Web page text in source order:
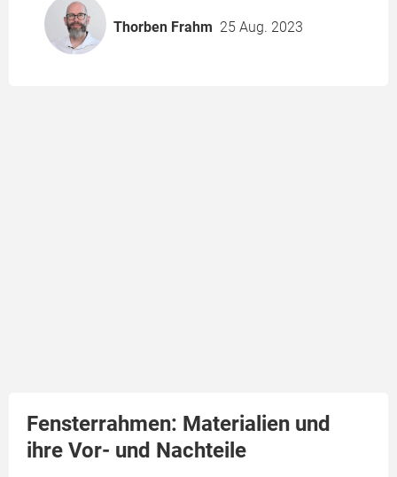
Thorben Frahm 25 Aug. 2023
Fensterrahmen: Materialien und
ihre Vor- und Nachteile